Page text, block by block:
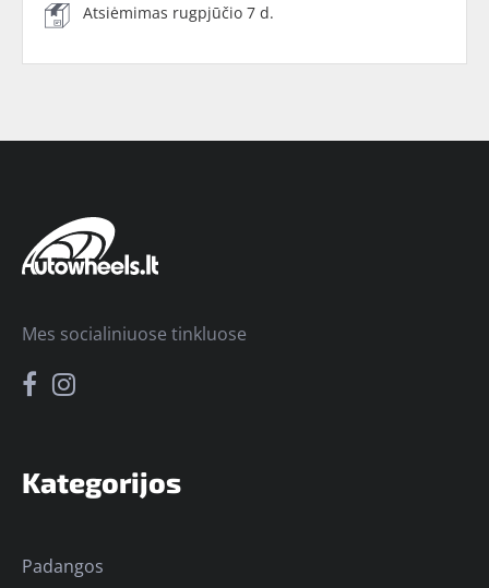
Atsiėmimas rugpjūčio 7 d.
Kategorijos
Padangos
Mes socialiniuose tinkluose